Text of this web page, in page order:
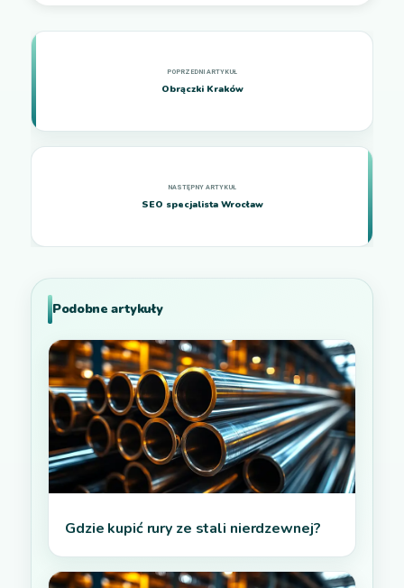
Obrączki Kraków
SEO specjalista Wrocław
Podobne artykuły
Gdzie kupić rury ze stali nierdzewnej?